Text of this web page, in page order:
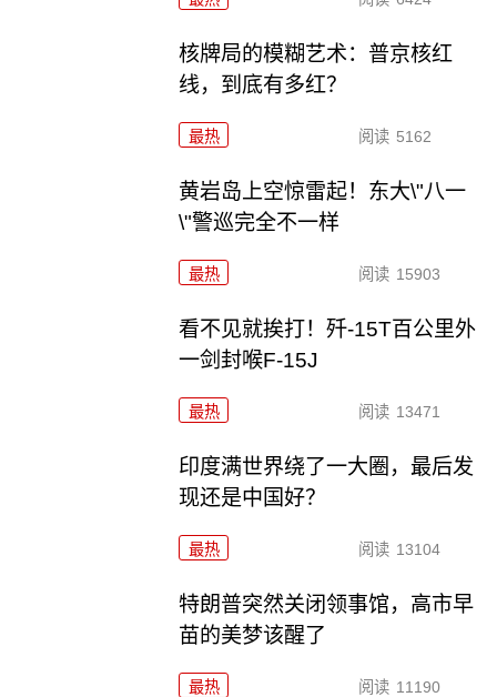
核牌局的模糊艺术：普京核红
线，到底有多红？
最热 阅读 5162
黄岩岛上空惊雷起！东大\"八一
\"警巡完全不一样
最热 阅读 15903
看不见就挨打！歼-15T百公里外
一剑封喉F-15J
最热 阅读 13471
印度满世界绕了一大圈，最后发
现还是中国好？
最热 阅读 13104
特朗普突然关闭领事馆，高市早
苗的美梦该醒了
最热 阅读 11190